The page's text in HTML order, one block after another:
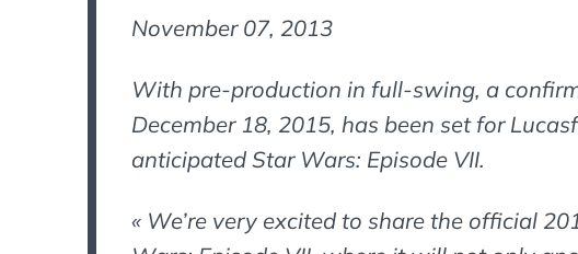
November 07, 2013
With pre-production in full-swing, a
December 18, 2015, has been set for
anticipated Star Wars: Episode VII.
« We’re very excited to share the official